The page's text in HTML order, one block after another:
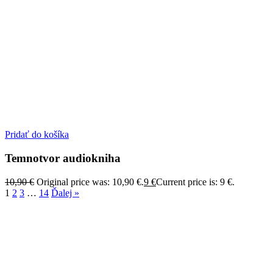
Pridať do košíka
Temnotvor audiokniha
10,90€ Original price was: 10,90 €.9 €Current price is: 9 €.
1 2 3 … 14 Ďalej »